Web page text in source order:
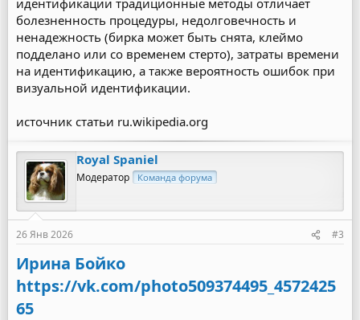
идентификации традиционные методы отличает
болезненность процедуры, недолговечность и
ненадежность (бирка может быть снята, клеймо
подделано или со временем стерто), затраты времени
на идентификацию, а также вероятность ошибок при
визуальной идентификации.
источник статьи ru.wikipedia.org
Royal Spaniel
Модератор Команда форума
26 Янв 2026 #3
Ирина Бойко
https://vk.com/photo509374495_4572425
65